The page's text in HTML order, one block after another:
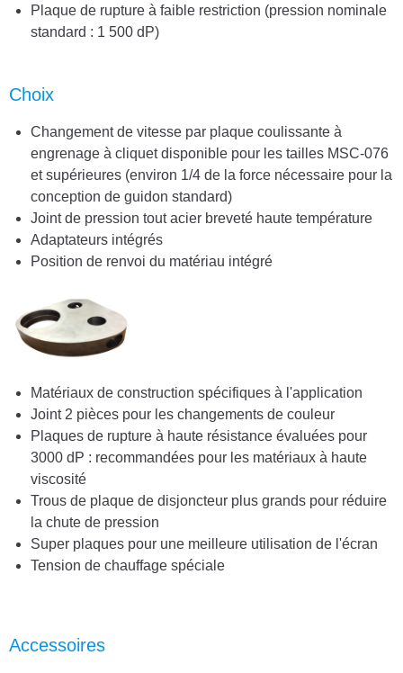
Plaque de rupture à faible restriction (pression nominale
standard : 1 500 dP)
Choix
Changement de vitesse par plaque coulissante à
engrenage à cliquet disponible pour les tailles MSC-076
et supérieures (environ 1/4 de la force nécessaire pour la
conception de guidon standard)
Joint de pression tout acier breveté haute température
Adaptateurs intégrés
Position de renvoi du matériau intégré
Matériaux de construction spécifiques à l'application
Joint 2 pièces pour les changements de couleur
Plaques de rupture à haute résistance évaluées pour
3000 dP : recommandées pour les matériaux à haute
viscosité
Trous de plaque de disjoncteur plus grands pour réduire
la chute de pression
Super plaques pour une meilleure utilisation de l'écran
Tension de chauffage spéciale
Accessoires